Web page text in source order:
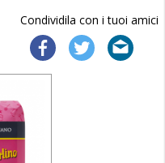
Condividila con i tuoi amici